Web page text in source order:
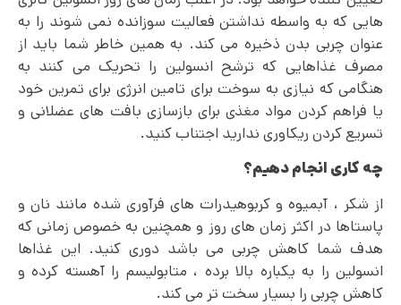
هایی که به واسطه نداشتن فعالیت سوزانده نمی‌ شوند را به
عنوان چربی بدن ذخیره می کند. به همین خاطر شما باید از
مصرف غذاهایی که ترشح انسولین را تحریک می کنند به
هنگامی که نیازی به سوخت برای تامین انرژی برای تمرین خود
یا فراهم کردن مواد مغذی برای بازسازی بافت های عضلانی و
تسریع کردن ریکاوری ندارید اجتناب کنید.
چه کاری انجام دهیم؟
از شکر ، آبمیوه و کربوهیدرات‌ های فرآوری‌ شده مانند نان و
پاستاها در اکثر زمان های روز و همچنین به خصوص زمانی که
هدف شما کاهش چربی می‌ باشد دوری کنید. این غذاها
انسولین را به یکباره بالا برده ، متابولیسم را آهسته کرده و
کاهش چربی را بسیار سخت‌ تر می‌ کند.